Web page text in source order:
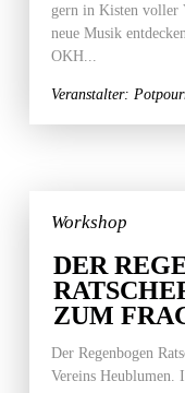
gern in Kisten voller
neue Musik
OKH...
Veranstalter:
Workshop
DER
ZUM
Der Regenbogen
Vereins Heublumen.